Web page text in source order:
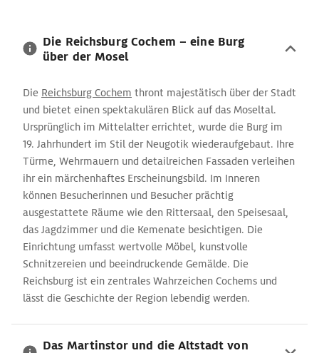
Die Reichsburg Cochem – eine Burg
über der Mosel
Die Reichsburg Cochem thront majestätisch über der Stadt
und bietet einen spektakulären Blick auf das Moseltal.
Ursprünglich im Mittelalter errichtet, wurde die Burg im
19. Jahrhundert im Stil der Neugotik wiederaufgebaut. Ihre
Türme, Wehrmauern und detailreichen Fassaden verleihen
ihr ein märchenhaftes Erscheinungsbild. Im Inneren
können Besucherinnen und Besucher prächtig
ausgestattete Räume wie den Rittersaal, den Speisesaal,
das Jagdzimmer und die Kemenate besichtigen. Die
Einrichtung umfasst wertvolle Möbel, kunstvolle
Schnitzereien und beeindruckende Gemälde. Die
Reichsburg ist ein zentrales Wahrzeichen Cochems und
lässt die Geschichte der Region lebendig werden.
Das Martinstor und die Altstadt von